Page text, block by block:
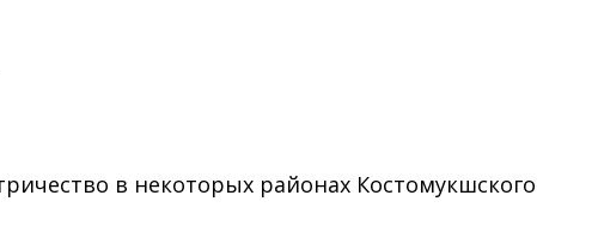
в некоторых районах Костомукшского